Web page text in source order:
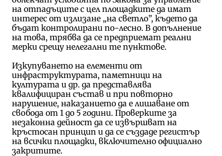
на отпадъците с цел площадките да имат
интерес от излизане „на светло”, където да
бъдат контролирани по-лесно. В допълнение
на това, трябва да се предприемат реални
мерки срещу нелегални те пунктове.
Изкупуването на елементи от
инфраструктурата, паметници на
културата и др. да представлява
квалифициран състав и при повторно
нарушение, наказанието да е лишаване от
свобода от 1 до 5 години. Проверките за
незаконна дейност да се извършват на
кръстосан принцип и да се създаде регистър
на всички площадки, включително официално
закритите.